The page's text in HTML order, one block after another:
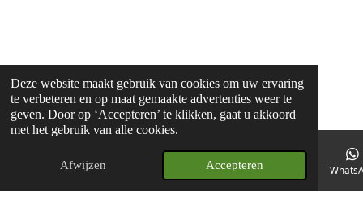
Deze website maakt gebruik van cookies om uw ervaring
te verbeteren en op maat gemaakte advertenties weer te
geven. Door op ‘Accepteren’ te klikken, gaat u akkoord
met het gebruik van alle cookies.
Afwijzen Accepteren
E-mailadres Kaart